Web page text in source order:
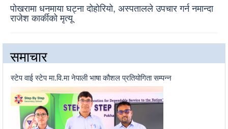
पोखरामा धनमाया घट्ना दोहोरियो, अस्पतालले उपचार गर्न नमान्दा
राजेश कार्कीको मृत्यू
समाचार
स्टेप वाई स्टेप मा.वि.मा नेपाली भाषा कौशल प्रतियोगिता सम्पन्न